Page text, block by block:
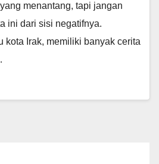
menantang, tapi jangan
ini dari sisi negatifnya.
kota Irak, memiliki banyak cerita